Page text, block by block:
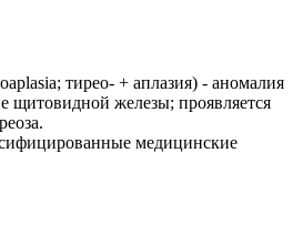
тирео- + аплазия) - аномалия
щитовидной железы; проявляется
медицинские